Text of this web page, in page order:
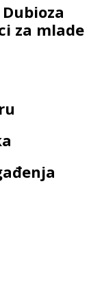
za mlade